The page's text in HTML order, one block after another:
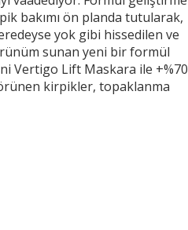
bakımı ön planda tutularak,
yok gibi hissedilen ve
sunan yeni bir formül
Vertigo Lift Maskara ile +%70
kirpikler, topaklanma